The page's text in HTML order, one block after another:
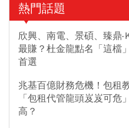
熱門話題
欣興、南電、景碩、臻鼎-
最賺？杜金龍點名「這檔
首選
兆基百億財務危機！包租
「包租代管龍頭岌岌可危
高？